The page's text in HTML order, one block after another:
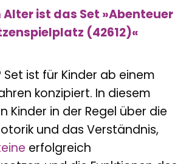
ist das Set »Abenteuer
(42612)«
Set ist für Kinder ab einem
konzipiert. In diesem
Kinder in der Regel über die
und das Verständnis,
erfolgreich